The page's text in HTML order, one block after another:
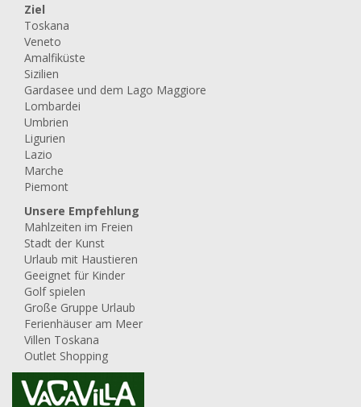
Ziel
Toskana
Veneto
Amalfiküste
Sizilien
Gardasee und dem Lago Maggiore
Lombardei
Umbrien
Ligurien
Lazio
Marche
Piemont
Unsere Empfehlung
Mahlzeiten im Freien
Stadt der Kunst
Urlaub mit Haustieren
Geeignet für Kinder
Golf spielen
Große Gruppe Urlaub
Ferienhäuser am Meer
Villen Toskana
Outlet Shopping